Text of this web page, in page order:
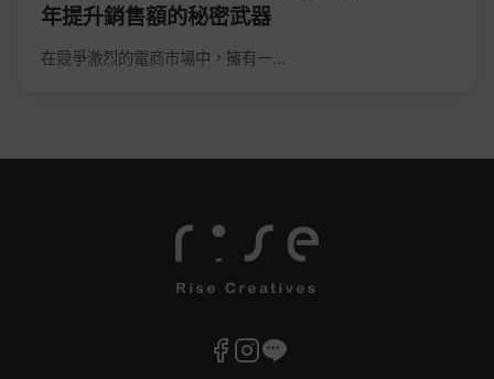
年提升銷售額的秘密武器
在競爭激烈的電商市場中，擁有一...